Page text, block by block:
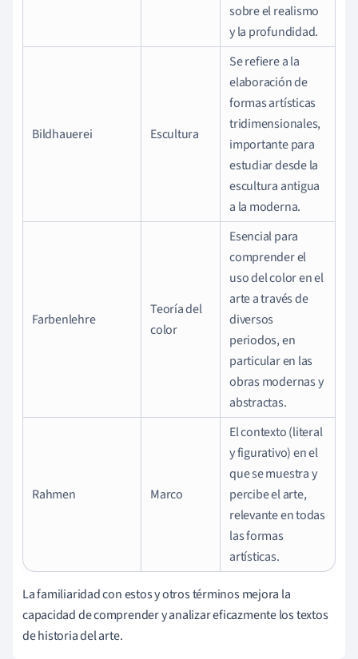
sobre el realismo
y la profundidad.
Bildhauerei Escultura
Se refiere a la
elaboración de
formas artísticas
tridimensionales,
importante para
estudiar desde la
escultura antigua
a la moderna.
Farbenlehre
Teoría del
color
Esencial para
comprender el
uso del color en el
arte a través de
diversos
periodos, en
particular en las
obras modernas y
abstractas.
Rahmen Marco
El contexto (literal
y figurativo) en el
que se muestra y
percibe el arte,
relevante en todas
las formas
artísticas.
La familiaridad con estos y otros términos mejora la
capacidad de comprender y analizar eficazmente los textos
de historia del arte.